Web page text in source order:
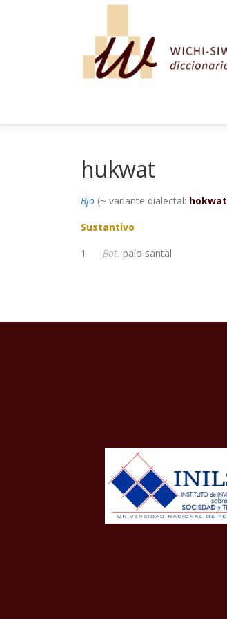
hukwat
Bjo (~ variante dialectal: hokwat
Sustantivo
1 Bot. palo santal